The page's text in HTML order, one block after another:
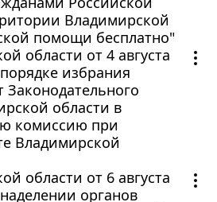
Владимирской
помощи бесплатно"
области от 4 августа
избрания
Законодательного
области в
комиссию при
Владимирской
области от 6 августа
органов